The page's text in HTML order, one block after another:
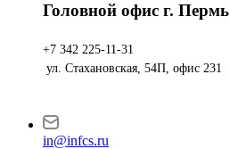
Головной офис г. Пермь
+7 342 225-11-31
ул. Стахановская, 54П, офис 231
in@infcs.ru